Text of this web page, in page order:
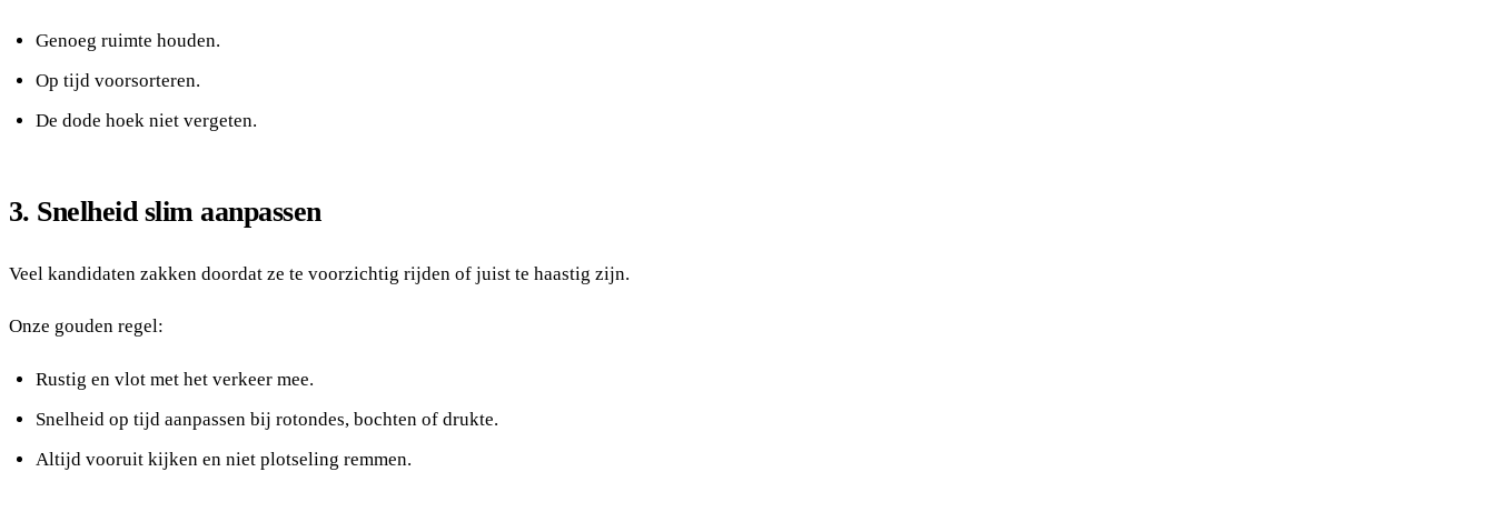
Genoeg ruimte houden.
Op tijd voorsorteren.
De dode hoek niet vergeten.
3. Snelheid slim aanpassen
Veel kandidaten zakken doordat ze te voorzichtig rijden of juist te haastig zijn.
Onze gouden regel:
Rustig en vlot met het verkeer mee.
Snelheid op tijd aanpassen bij rotondes, bochten of drukte.
Altijd vooruit kijken en niet plotseling remmen.